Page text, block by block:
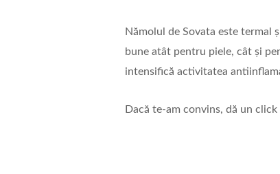
Nămolul de Sovata este termal
bune atât pentru piele, cât și
intensifică activitatea
Dacă te-am convins, dă un click